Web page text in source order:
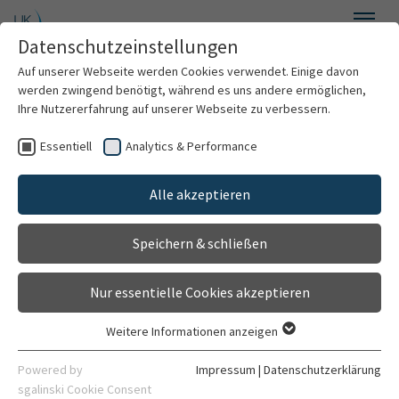
Zum Hauptinhalt springen
Willkommen
Über uns
Für Patienten
Leistungsspektrum
Anästhesiologie
Datenschutzeinstellungen
Auf unserer Webseite werden Cookies verwendet. Einige davon
werden zwingend benötigt, während es uns andere ermöglichen,
Ihre Nutzererfahrung auf unserer Webseite zu verbessern.
Essentiell Analytics & Performance
Alle akzeptieren
Speichern & schließen
Nur essentielle Cookies akzeptieren
Essentielle Cookies werden für grundlegende Funktionen der
Webseite benötigt. Dadurch ist gewährleistet, dass die
Weitere Informationen anzeigen
Powered by
sgalinski Cookie Consent
Impressum | Datenschutzerklärung